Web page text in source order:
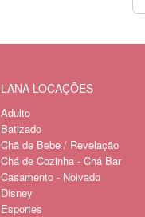
LANA LOCAÇÕES
Adulto
Batizado
Chã de Bebe / Revelação
Chá de Cozinha - Chá Bar
Casamento - Noivado
Disney
Esportes